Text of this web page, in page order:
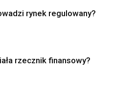
rynek regulowany?
rzecznik finansowy?